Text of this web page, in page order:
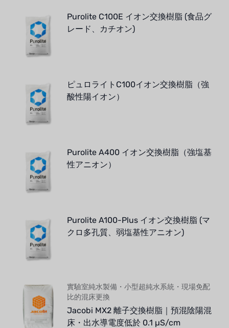
Purolite C100E イオン交換樹脂 (食品グ
レード、カチオン)
ピュロライトC100イオン交換樹脂（強
酸性陽イオン）
Purolite A400 イオン交換樹脂（強塩基
性アニオン）
Purolite A100-Plus イオン交換樹脂 (マ
クロ多孔質、弱塩基性アニオン)
實驗室純水製備・小型超純水系統・現場免配
比的混床更換
Jacobi MX2 離子交換樹脂｜預混陰陽混
床・出水導電度低於 0.1 µS/cm